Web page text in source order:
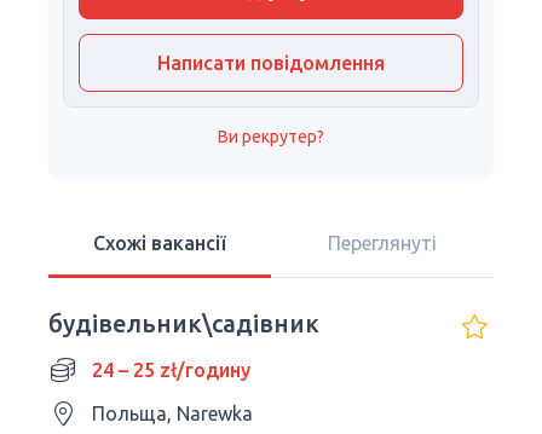
Написати повідомлення
Ви рекрутер?
Схожі вакансії Переглянуті
будівельник\садівник
24 – 25 zł/годину
Польща, Narewka